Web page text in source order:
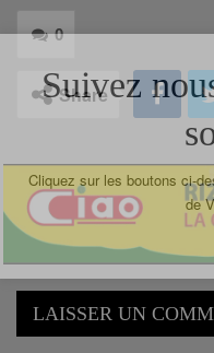
0
Share
LAISSER UN
Suivez
Cliquez sur les boutons ci-
de